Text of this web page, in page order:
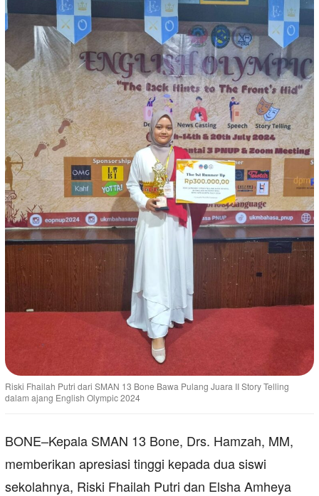
Riski Fhailah Putri dari SMAN 13 Bone Bawa Pulang Juara II Story Telling
dalam ajang English Olympic 2024
BONE–Kepala SMAN 13 Bone, Drs. Hamzah, MM,
memberikan apresiasi tinggi kepada dua siswi
sekolahnya, Riski Fhailah Putri dan Elsha Amheya